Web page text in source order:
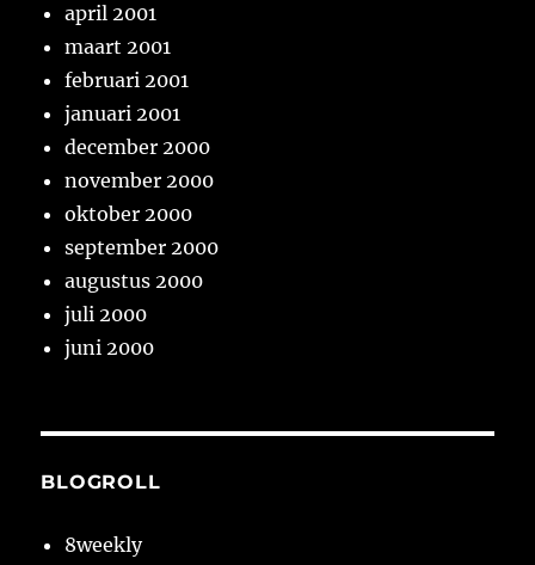
april 2001
maart 2001
februari 2001
januari 2001
december 2000
november 2000
oktober 2000
september 2000
augustus 2000
juli 2000
juni 2000
BLOGROLL
8weekly